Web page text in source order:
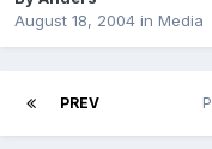
August 18, 2004 in Media
PREV